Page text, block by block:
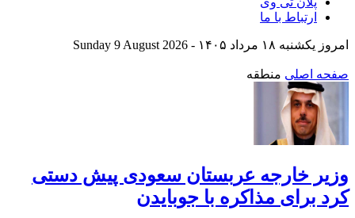
ارتباط با ما
امروز یکشنبه ۱۸ مرداد ۱۴۰۵ - Sunday 9 August 2026
صفحه اصلی منطقه
وزیر خارجه عربستان سعودی پیش دستی
کرد برای مذاکره با جوبایدن